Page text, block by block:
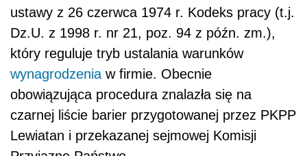
ustawy z 26 czerwca 1974 r. Kodeks pracy (t.j.
Dz.U. z 1998 r. nr 21, poz. 94 z późn. zm.),
który reguluje tryb ustalania warunków
wynagrodzenia w firmie. Obecnie
obowiązująca procedura znalazła się na
czarnej liście barier przygotowanej przez PKPP
Lewiatan i przekazanej sejmowej Komisji